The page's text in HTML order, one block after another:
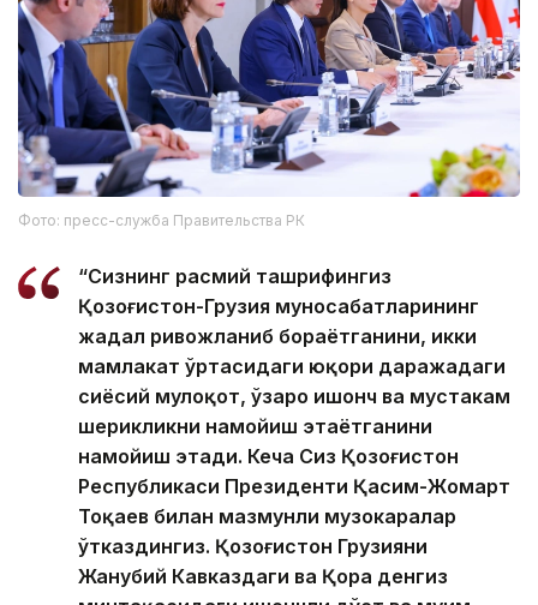
Фото: пресс-служба Правительства РК
“Сизнинг расмий ташрифингиз
Қозоғистон-Грузия муносабатларининг
жадал ривожланиб бораётганини, икки
мамлакат ўртасидаги юқори даражадаги
сиёсий мулоқот, ўзаро ишонч ва мустаҳкам
шерикликни намойиш этаётганини
намойиш этади. Кеча Сиз Қозоғистон
Республикаси Президенти Қасим-Жомарт
Тоқаев билан мазмунли музокаралар
ўтказдингиз. Қозоғистон Грузияни
Жанубий Кавказдаги ва Қора денгиз